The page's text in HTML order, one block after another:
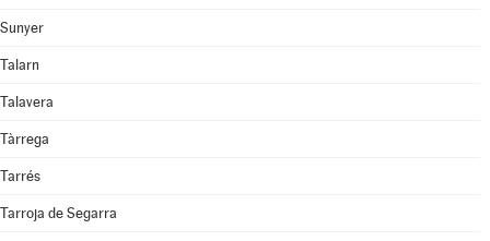
Sunyer
Talarn
Talavera
Tàrrega
Tarrés
Tarroja de Segarra